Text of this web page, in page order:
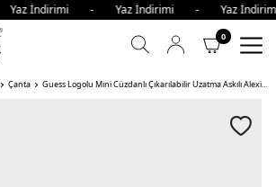
İndirimi - Yaz İndirimi - Yaz
0
Çanta Guess Logolu Mini Cüzdanlı Çıkarılabilir Uzatma Askılı Alexie Bayan Çanta OLV HAKİ